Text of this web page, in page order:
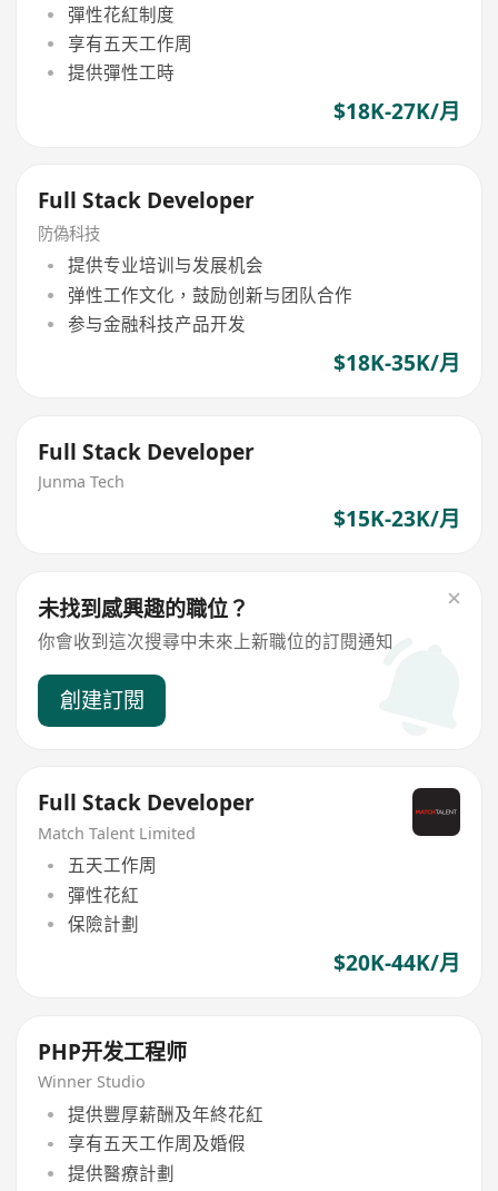
彈性花紅制度
享有五天工作周
提供彈性工時
$18K-27K/月
Full Stack Developer
防偽科技
提供专业培训与发展机会
弹性工作文化，鼓励创新与团队合作
参与金融科技产品开发
$18K-35K/月
Full Stack Developer
Junma Tech
$15K-23K/月
未找到感興趣的職位？
你會收到這次搜尋中未來上新職位的訂閱通知
創建訂閱
Full Stack Developer
Match Talent Limited
五天工作周
彈性花紅
保險計劃
$20K-44K/月
PHP开发工程师
Winner Studio
提供豐厚薪酬及年終花紅
享有五天工作周及婚假
提供醫療計劃